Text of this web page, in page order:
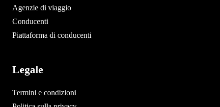
Agenzie di viaggio
Conducenti
Piattaforma di conducenti
Legale
Termini e condizioni